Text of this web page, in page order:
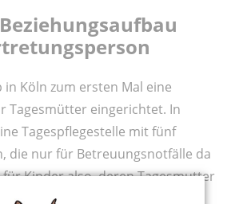
in Köln zum ersten Mal eine
Tagesmütter eingerichtet. In
Tagespflegestelle mit fünf
die nur für Betreuungsnotfälle da
Kinder also, deren Tagesmutter
Zeit besucht die Tagesmutter